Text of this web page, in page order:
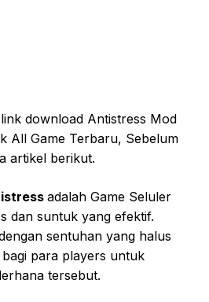
download Antistress Mod
All Game Terbaru, Sebelum
artikel berikut.
adalah Game Seluler
dan suntuk yang efektif.
sentuhan yang halus
para players untuk
tersebut.